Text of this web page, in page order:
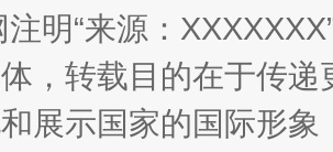
旅游的“隐身衣” 如何以
注明“来源：
，转载目的在于传
展示国家的国际形